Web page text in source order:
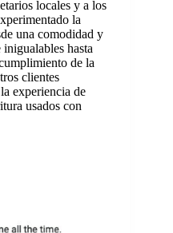
locales y a los
la
una comodidad y
hasta
de la
clientes
experiencia de
usados con